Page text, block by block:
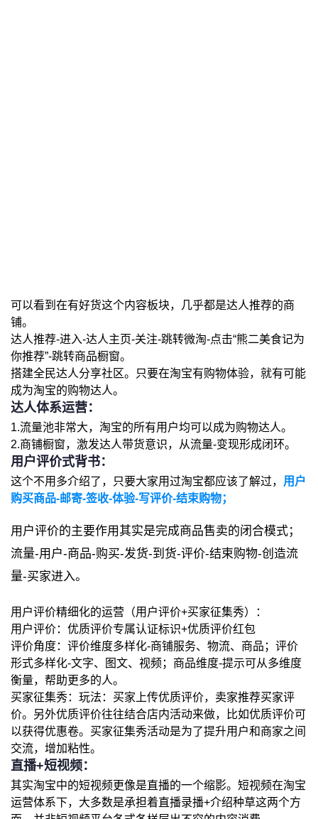
可以看到在有好货这个内容板块，几乎都是达人推荐的商
铺。
达人推荐-进入-达人主页-关注-跳转微淘-点击“熊二美食记为
你推荐”-跳转商品橱窗。
搭建全民达人分享社区。只要在淘宝有购物体验，就有可能
成为淘宝的购物达人。
达人体系运营：
1.流量池非常大，淘宝的所有用户均可以成为购物达人。
2.商铺橱窗，激发达人带货意识，从流量-变现形成闭环。
用户评价式背书：
这个不用多介绍了，只要大家用过淘宝都应该了解过， 用户
购买商品-邮寄-签收-体验-写评价-结束购物；
用户评价的主要作用其实是完成商品售卖的闭合模式；
流量-用户-商品-购买-发货-到货-评价-结束购物-创造流
量-买家进入。
用户评价精细化的运营（用户评价+买家征集秀）：
用户评价：优质评价专属认证标识+优质评价红包
评价角度：评价维度多样化-商铺服务、物流、商品；评价
形式多样化-文字、图文、视频；商品维度-提示可从多维度
衡量，帮助更多的人。
买家征集秀：玩法：买家上传优质评价，卖家推荐买家评
价。另外优质评价往往结合店内活动来做，比如优质评价可
以获得优惠卷。买家征集秀活动是为了提升用户和商家之间
交流，增加粘性。
直播+短视频：
其实淘宝中的短视频更像是直播的一个缩影。短视频在淘宝
运营体系下，大多数是承担着直播录播+介绍种草这两个方